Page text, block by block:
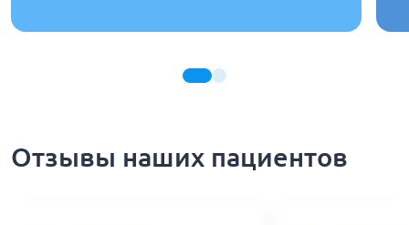
Отзывы наших пациентов